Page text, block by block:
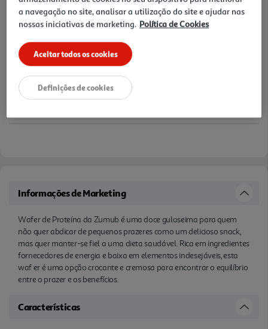
Notas de preparação
Informações de Marketing
Wafer de Proteína da Zumub é uma doce guloseima para quem
não quer abdicar de pequenos prazeres como um delicioso snack,
mas quer manter-se fiel a uma dieta saudável. Rica em ingredientes
fornecedores de energia e baixa em elementos indesejáveis, esta
waf er é uma opção crocante e cremosa para encontrar o equilíbrio
entre o prazer e os benefícios.
Características
a navegação no site, analisar a utilização do site e ajudar nas
nossas iniciativas de marketing. Política de Cookies
Aceitar todos os cookies
Definições de cookies